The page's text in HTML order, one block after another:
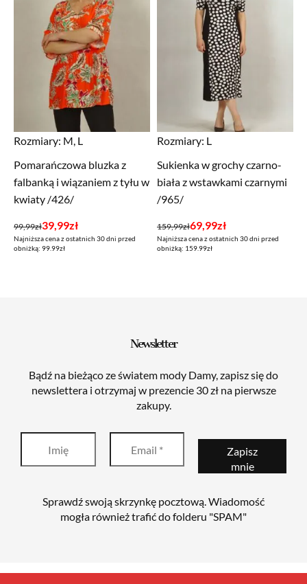
Rozmiary: M, L
Pomarańczowa bluzka z
falbanką i wiązaniem z tyłu w
kwiaty /426/
99,99zł
Pierwotna
cena
39,99zł
Aktualna
cena
Najniższa cena z ostatnich 30 dni przed
obniżką: 99.99zł
Rozmiary: L
Sukienka w grochy czarno-
biała z wstawkami czarnymi
/965/
159,99zł
Pierwotna
cena
69,99zł
Aktualna
cena
Najniższa cena z ostatnich 30 dni przed
obniżką: 159.99zł
Newsletter
Bądź na bieżąco ze światem mody Damy, zapisz się do
newslettera i otrzymaj w prezencie 30 zł na pierwsze
zakupy.
Sprawdź swoją skrzynkę pocztową. Wiadomość
mogła również trafić do folderu "SPAM"